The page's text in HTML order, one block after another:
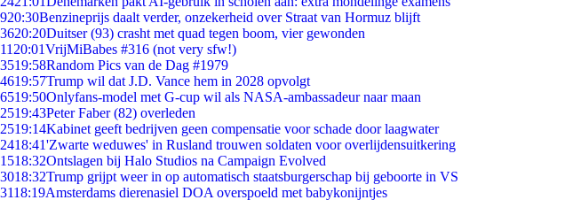
920:30Benzineprijs daalt verder, onzekerheid over Straat van Hormuz blijft
3620:20Duitser (93) crasht met quad tegen boom, vier gewonden
11 20:01VrijMiBabes #316 (not very sfw!)
3519:58Random Pics van de Dag #1979
4619:57Trump wil dat J.D. Vance hem in 2028 opvolgt
6519:50Onlyfans-model met G-cup wil als NASA-ambassadeur naar maan
2519:43Peter Faber (82) overleden
2519:14Kabinet geeft bedrijven geen compensatie voor schade door laagwater
2418:41'Zwarte weduwes' in Rusland trouwen soldaten voor overlijdensuitkering
1518:32Ontslagen bij Halo Studios na Campaign Evolved
3018:32Trump grijpt weer in op automatisch staatsburgerschap bij geboorte in VS
3118:19Amsterdams dierenasiel DOA overspoeld met babykonijntjes